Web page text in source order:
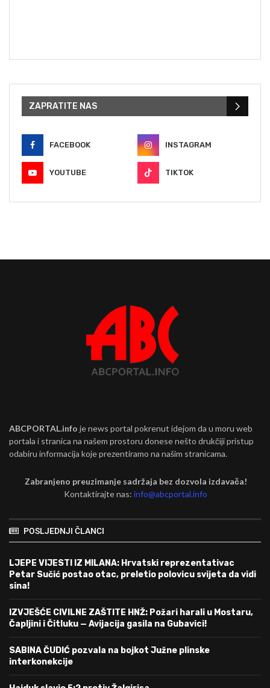
ZAPRATITE NAS
FACEBOOK INSTAGRAM
YOUTUBE TIKTOK
ABCPORTAL.info je news portal pokrenut idejom da u moru web
portala i stranica na našem prostoru donese nešto drukčiji pristup
odabiru informacija koje prezentiramo na našim stranicama.
Zabranjeno preuzimanje sadržaja bez dozvola izdavača!
Kontaktirajte nas:info@abcportal.info
POSLJEDNJI ČLANCI
LJEPE VIJESTI IZ MILANA: Hrvatski reprezentativac
Petar Sučić postao otac, preletio polovicu svijeta da vidi
sina!
IZVJEŠĆE CIVILNE ZAŠTITE HNŽ: Požari harali u Mostaru,
Čapljini i Čitluku — Avijacija gasila na Gubavici!
SABINA ČUDIĆ pozvala na bojkot Južne plinske
interkonekcije